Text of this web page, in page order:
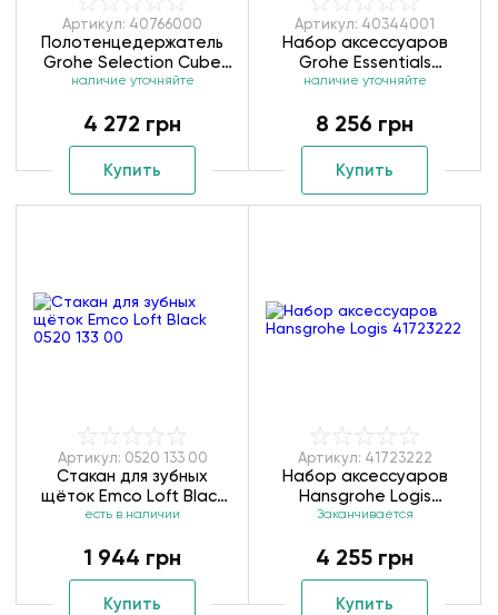
Артикул: 40766000
Полотенцедержатель
Grohe Selection Cube
40766000
наличие уточняйте
4 272 грн
Купить
Артикул: 40344001
Набор аксессуаров
Grohe Essentials
40344001
наличие уточняйте
8 256 грн
Купить
Артикул: 0520 133 00
Стакан для зубных
щёток Emco Loft Black
0520 133 00
есть в наличии
1 944 грн
Купить
Артикул: 41723222
Набор аксессуаров
Hansgrohe Logis
41723222
Заканчивается
4 255 грн
Купить